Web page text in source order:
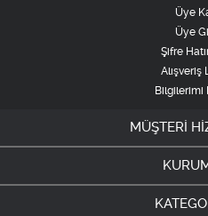
Üye
Üye
Şifre
Alışveriş
Bilgilerimi
MÜŞTERİ